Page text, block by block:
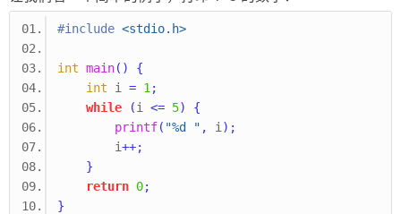
#include <stdio.h>
int main()
{
int i = 1 ;
while
(i <= 5)
{
printf( "%d " , i );
        i
++;
}
return 0;
}